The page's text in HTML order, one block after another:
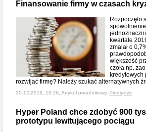
Finansowanie firmy w czasach
Rozpoczęło
kwartale
zmalał o
większość
czoła np.
kredytowych
rozwijać firmę? Należy szukać alternatywnych
20-12-2019, 10:26, Artykuł poradnikowy, Pieniądze
Hyper Poland chce zdobyć 900
prototypu lewitującego pociągu